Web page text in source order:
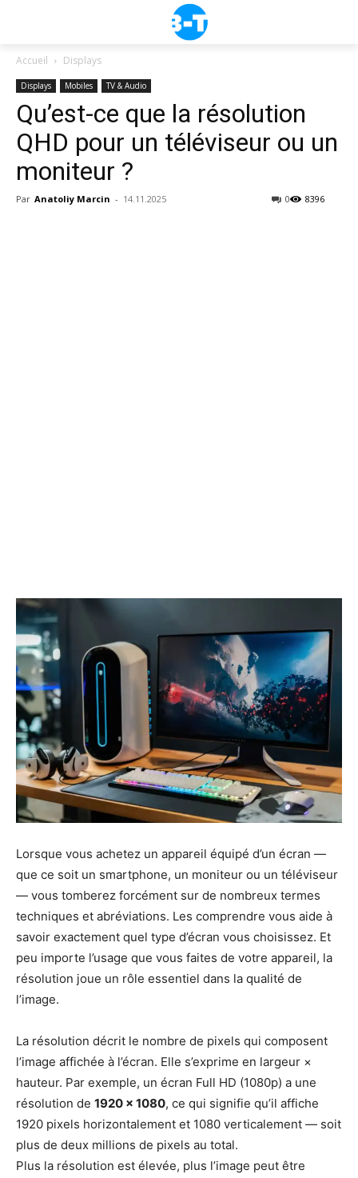
Accueil Displays
Displays Mobiles TV & Audio
Qu’est-ce que la résolution
QHD pour un téléviseur ou un
moniteur ?
Par Anatoliy Marcin - 14.11.2025 8396
0
Lorsque vous achetez un appareil équipé d’un écran —
que ce soit un smartphone, un moniteur ou un téléviseur
— vous tomberez forcément sur de nombreux termes
techniques et abréviations. Les comprendre vous aide à
savoir exactement quel type d’écran vous choisissez. Et
peu importe l’usage que vous faites de votre appareil, la
résolution joue un rôle essentiel dans la qualité de
l’image.
La résolution décrit le nombre de pixels qui composent
l’image affichée à l’écran. Elle s’exprime en largeur ×
hauteur. Par exemple, un écran Full HD (1080p) a une
résolution de 1920 × 1080, ce qui signifie qu’il affiche
1920 pixels horizontalement et 1080 verticalement — soit
plus de deux millions de pixels au total.
Plus la résolution est élevée, plus l’image peut être